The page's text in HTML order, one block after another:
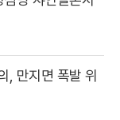
, 만지면 폭발 위